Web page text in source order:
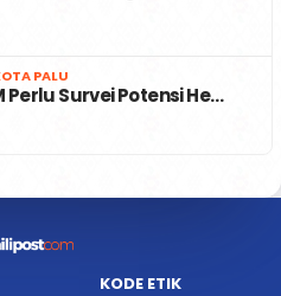
PALU
Perlu Survei Potensi He…
KODE ETIK